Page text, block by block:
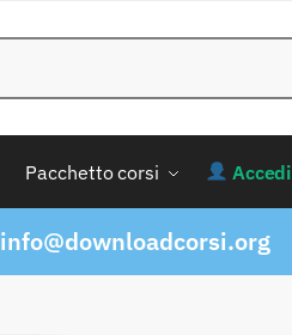
Pacchetto corsi Accedi
info@downloadcorsi.org